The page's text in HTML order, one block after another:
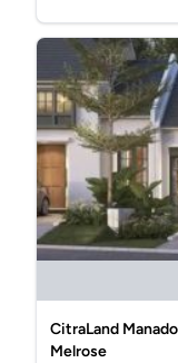
CitraLand
Melrose